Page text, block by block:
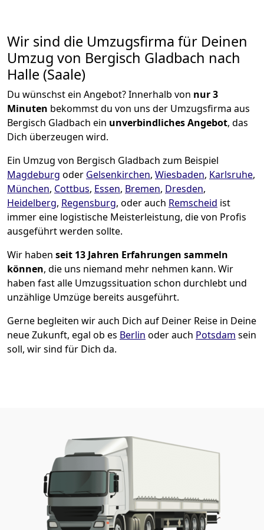
Wir sind die Umzugsfirma für Deinen
Umzug von Bergisch Gladbach nach
Halle (Saale)
Du wünschst ein Angebot? Innerhalb von nur 3
Minuten bekommst du von uns der Umzugsfirma aus
Bergisch Gladbach ein unverbindliches Angebot, das
Dich überzeugen wird.
Ein Umzug von Bergisch Gladbach zum Beispiel
Magdeburg oder Gelsenkirchen, Wiesbaden, Karlsruhe,
München, Cottbus, Essen, Bremen, Dresden,
Heidelberg, Regensburg, oder auch Remscheid ist
immer eine logistische Meisterleistung, die von Profis
ausgeführt werden sollte.
Wir haben seit 13 Jahren Erfahrungen sammeln
können, die uns niemand mehr nehmen kann. Wir
haben fast alle Umzugssituation schon durchlebt und
unzählige Umzüge bereits ausgeführt.
Gerne begleiten wir auch Dich auf Deiner Reise in Deine
neue Zukunft, egal ob es Berlin oder auch Potsdam sein
soll, wir sind für Dich da.